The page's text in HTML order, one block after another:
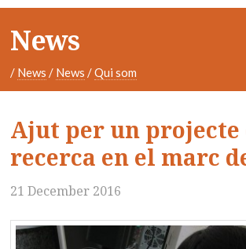
News
/ News / News /Qui som
Ajut per un projecte
recerca en el marc
21 December 2016